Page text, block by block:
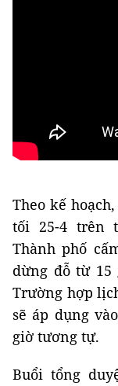
Theo kế
tối 25-4 trên
Thành phố
dừng đỗ từ 15
Trường hợp
sẽ áp dụng
giờ tương tự.
Buổi tổng